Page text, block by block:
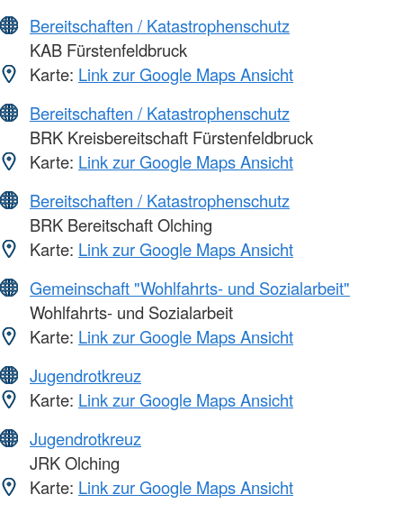
Bereitschaften / Katastrophenschutz
KAB Fürstenfeldbruck
Karte: Link zur Google Maps Ansicht
Bereitschaften / Katastrophenschutz
BRK Kreisbereitschaft Fürstenfeldbruck
Karte: Link zur Google Maps Ansicht
Bereitschaften / Katastrophenschutz
BRK Bereitschaft Olching
Karte: Link zur Google Maps Ansicht
Gemeinschaft "Wohlfahrts- und Sozialarbeit"
Wohlfahrts- und Sozialarbeit
Karte: Link zur Google Maps Ansicht
Jugendrotkreuz
Karte: Link zur Google Maps Ansicht
Jugendrotkreuz
JRK Olching
Karte: Link zur Google Maps Ansicht